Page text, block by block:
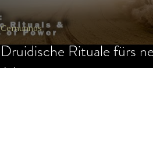
Druidische Rituale fürs
Jahr
Cernunnos